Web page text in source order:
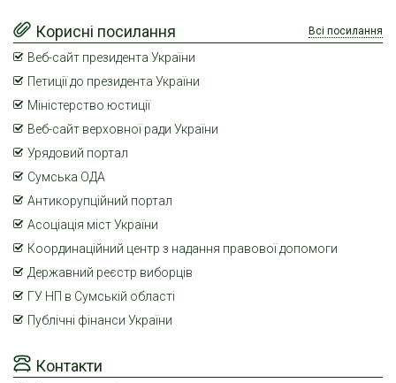
Контакти
Корисні посилання Всі посилання
Веб-сайт президента України
Петиції до президента України
Міністерство юстиції
Веб-сайт верховної ради України
Урядовий портал
Сумська ОДА
Антикорупційний портал
Асоціація міст України
Координаційний центр з надання правової допомоги
Державний реєстр виборців
ГУ НП в Сумській області
Публічні фінанси України